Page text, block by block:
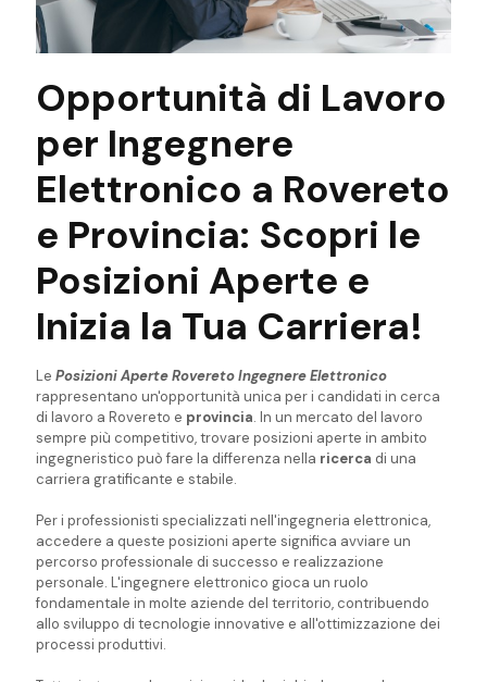
Opportunità di Lavoro
per Ingegnere
Elettronico a Rovereto
e Provincia: Scopri le
Posizioni Aperte e
Inizia la Tua Carriera!
Le Posizioni Aperte Rovereto Ingegnere Elettronico
rappresentano un'opportunità unica per i candidati in cerca
di lavoro a Rovereto e provincia. In un mercato del lavoro
sempre più competitivo, trovare posizioni aperte in ambito
ingegneristico può fare la differenza nella ricerca di una
carriera gratificante e stabile.
Per i professionisti specializzati nell'ingegneria elettronica,
accedere a queste posizioni aperte significa avviare un
percorso professionale di successo e realizzazione
personale. L'ingegnere elettronico gioca un ruolo
fondamentale in molte aziende del territorio, contribuendo
allo sviluppo di tecnologie innovative e all'ottimizzazione dei
processi produttivi.